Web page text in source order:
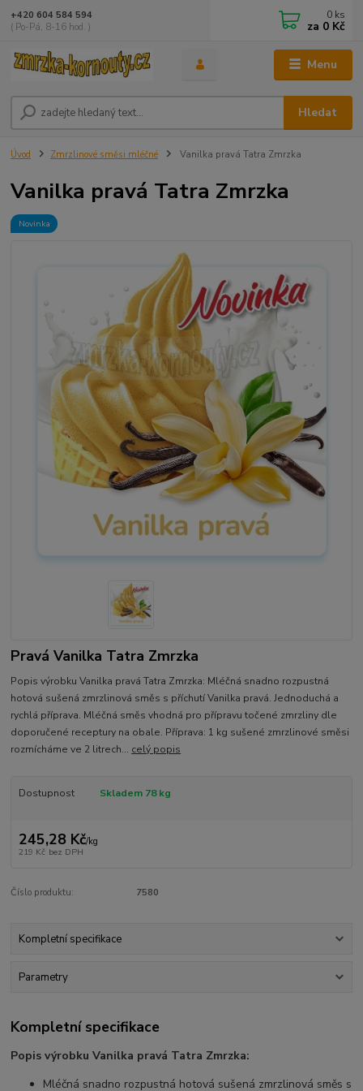
Menu
Hledat
+420 604 584 594
( Po-Pá, 8-16 hod. )
0 ks
za 0 Kč
Úvod Zmrzlinové směsi mléčné Vanilka pravá Tatra Zmrzka
Vanilka pravá Tatra Zmrzka
Novinka
Pravá Vanilka Tatra Zmrzka
Popis výrobku Vanilka pravá Tatra Zmrzka: Mléčná snadno rozpustná
hotová sušená zmrzlinová směs s příchutí Vanilka pravá. Jednoduchá a
rychlá příprava. Mléčná směs vhodná pro přípravu točené zmrzliny dle
doporučené receptury na obale. Příprava: 1 kg sušené zmrzlinové směsi
rozmícháme ve 2 litrech... celý popis
Dostupnost Skladem 78 kg
245,28 Kč/kg
219 Kč bez DPH
Číslo produktu: 7580
Kompletní specifikace
Parametry
Kompletní specifikace
Popis výrobku Vanilka pravá Tatra Zmrzka:
Mléčná snadno rozpustná hotová sušená zmrzlinová směs s